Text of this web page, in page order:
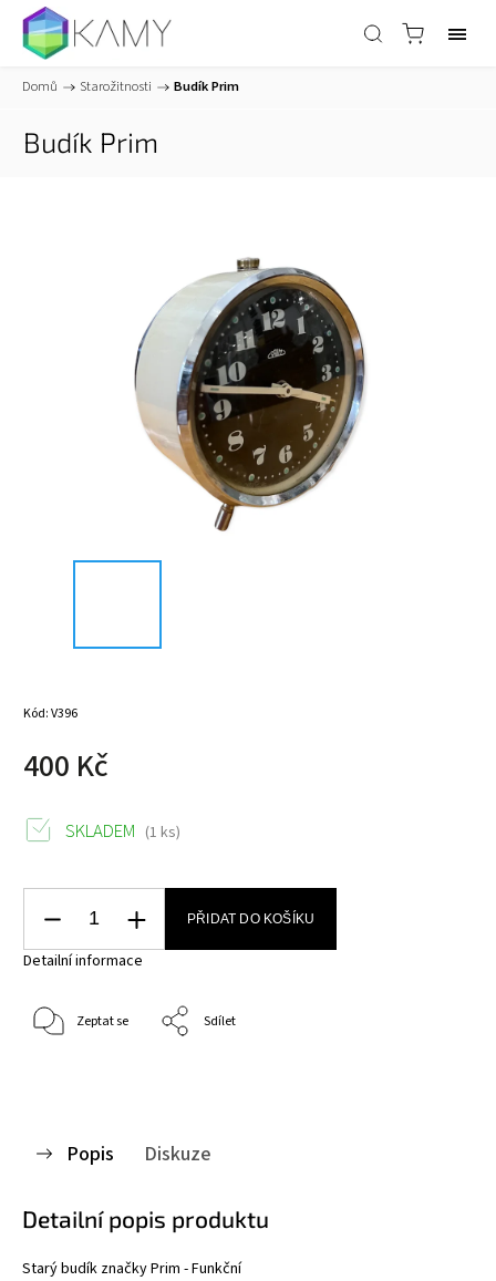
Domů / Starožitnosti / Budík Prim
Budík Prim
Kód:V396
400 Kč
SKLADEM (1 ks)
PŘIDAT DO KOŠÍKU
Detailní informace
Zeptat se Sdílet
Popis Diskuze
Detailní popis produktu
Starý budík značky Prim - Funkční